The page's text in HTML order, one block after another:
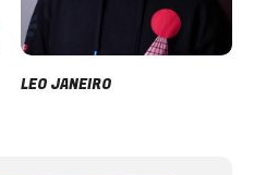
LEO JANEIRO